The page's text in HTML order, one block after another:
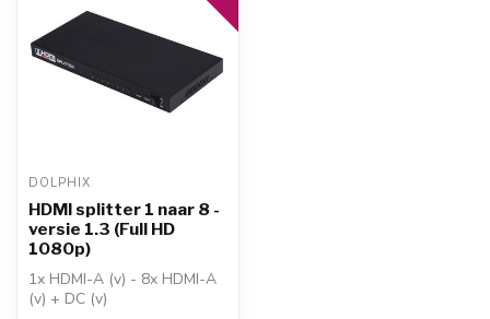
DOLPHIX
HDMI splitter 1 naar 8 -
versie 1.3 (Full HD
1080p)
1x HDMI-A (v) - 8x HDMI-A
(v) + DC (v)